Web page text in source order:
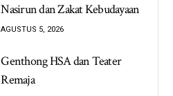
Nasirun dan Zakat Kebudayaan
AGUSTUS 5, 2026
Genthong HSA dan Teater
Remaja